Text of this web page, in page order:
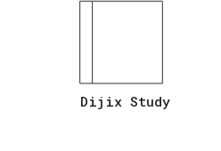
Dijix Study